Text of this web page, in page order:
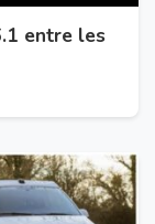
entre les